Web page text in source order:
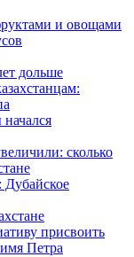
и овощами
дольше
сколько
Дубайское
присвоить
Петра